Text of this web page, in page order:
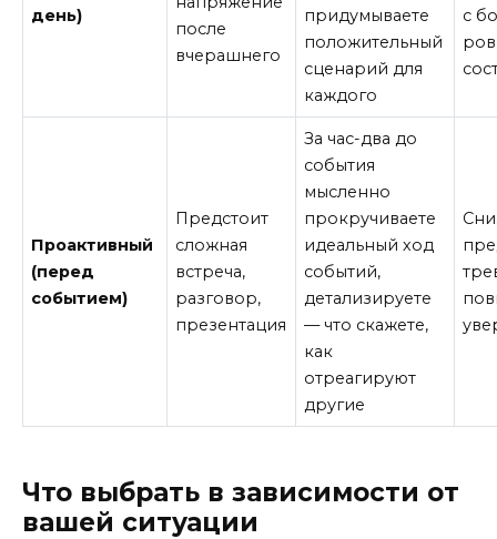
день)
после
вчерашнего
придумываете
положительный
сценарий для
каждого
с
Проактивный
(перед
событием)
Предстоит
сложная
встреча,
разговор,
презентация
За час-два до
события
мысленно
прокручиваете
идеальный ход
событий,
детализируете
— что скажете,
как
отреагируют
другие
Что выбрать в зависимости от
вашей ситуации